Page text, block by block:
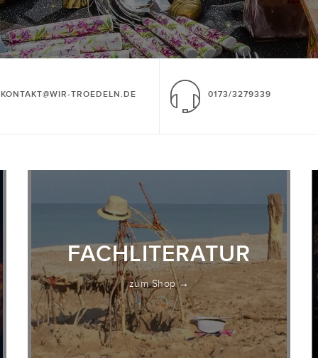
KONTAKT@WIR-TROEDELN.DE 0173/3279339
FACHLITERATUR
zum Shop →